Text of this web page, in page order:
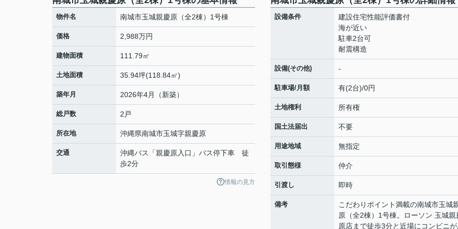
物件名 南城市玉城親慶原（全2棟）1号棟
価格 2,988万円
建物面積 111.79㎡
土地面積 35.94坪(118.84㎡)
築年月 2026年4月（新築）
総戸数 2戸
所在地 沖縄県南城市玉城字親慶原
交通
沖縄バス「親慶原入口」バス停下車 徒
歩2分
情報の見方
設備条件
建設住宅性能評価書付
海が近い
駐車2台可
耐震構造
設備(その他) -
駐車場/月額 有(2台)/0円
土地権利 所有権
国土法届出 不要
用途地域 無指定
取引態様 仲介
引渡し 即時
備考
こだわりポイント満載の南城市玉城
原（全2棟）1号棟。ローソン 玉城親
原店まで徒歩3分と近場にコンビニが